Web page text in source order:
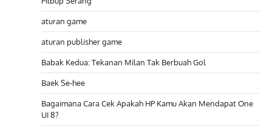
aturan game
aturan publisher game
Babak Kedua: Tekanan Milan Tak Berbuah Gol
Baek Se-hee
Bagaimana Cara Cek Apakah HP Kamu Akan Mendapat One
UI 8?